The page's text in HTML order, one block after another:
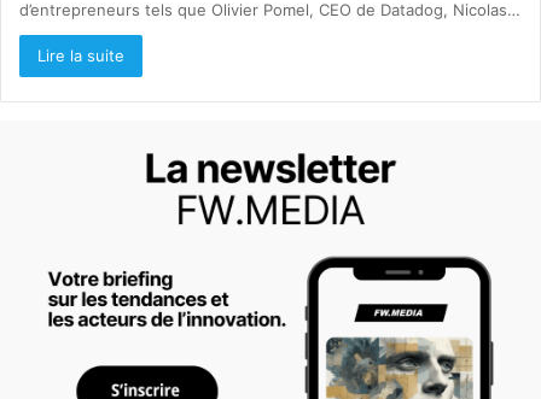
d’entrepreneurs tels que Olivier Pomel, CEO de Datadog, Nicolas…
Lire la suite